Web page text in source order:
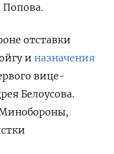
Попова.
отставки
и назначения
вице-
Белоусова.